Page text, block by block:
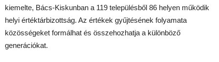
kiemelte, Bács-Kiskunban a 119 településből 86 helyen működik
helyi értéktárbizottság. Az értékek gyűjtésének folyamata
közösségeket formálhat és összehozhatja a különböző
generációkat.